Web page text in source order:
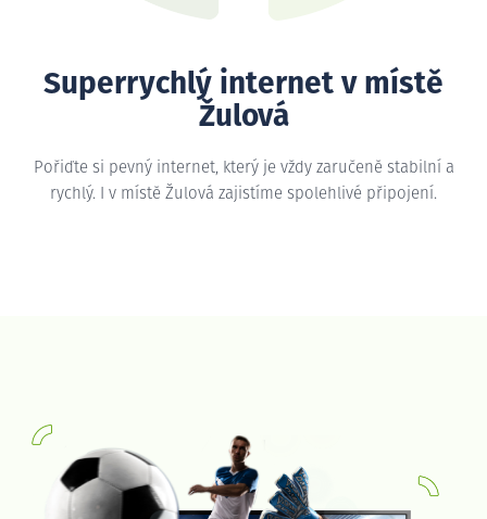
Superrychlý internet v místě
Žulová
Pořiďte si pevný internet, který je vždy zaručeně stabilní a
rychlý. I v místě Žulová zajistíme spolehlivé připojení.